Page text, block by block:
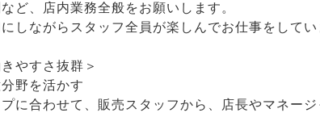
ど、店内業務全般をお願いします。
しながらスタッフ全員が楽しんでお仕事をしてい
やすさ抜群＞
野を活かす
に合わせて、販売スタッフから、店長やマネー